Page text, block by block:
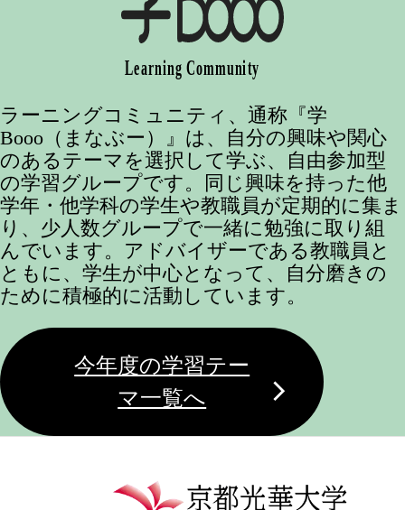
ラーニングコミュニティ、通称『学
Booo（まなぶー）』は、自分の興味や関心
のあるテーマを選択して学ぶ、自由参加型
の学習グループです。同じ興味を持った他
学年・他学科の学生や教職員が定期的に集ま
り、少人数グループで一緒に勉強に取り組
んでいます。アドバイザーである教職員と
ともに、学生が中心となって、自分磨きの
ために積極的に活動しています。
今年度の学習テー
マ一覧へ